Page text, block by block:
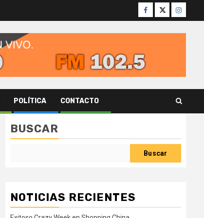
Facebook
Twitter
POLÍTICA CONTACTO
BUSCAR
Buscar
NOTICIAS RECIENTES